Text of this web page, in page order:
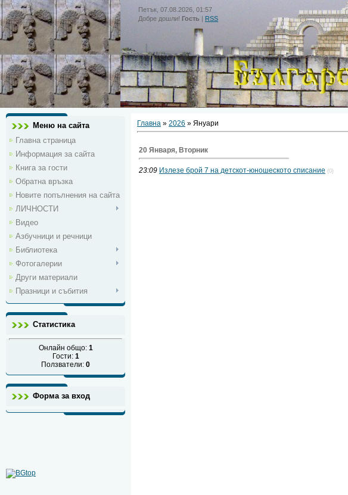
Петък, 07.08.2026, 01:57
Добре дошли! Гость | RSS
Меню на сайта
Главна страница
Информация за сайта
Книга за гости
Обратна връзка
Новите попълнения на сайта
ЛИЧНОСТИ
Видео
Азбучници и речници
Библиотека
Фотогалерии
Други материали
Празници и събития
Статистика
Онлайн общо: 1
Гости: 1
Ползватели: 0
Форма за вход
Главна » 2026 » Януари
20 Января, Вторник
23:09 Излезе брой 7 на детскот-юношеското списание (0)